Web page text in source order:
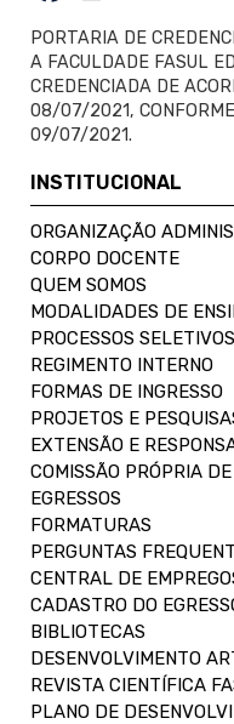
PORTARIA DE
A FACULDADE FASUL
CREDENCIADA DE
08/07/2021, CONFORME
09/07/2021.
INSTITUCIONAL
ORGANIZAÇÃO
CORPO DOCENTE
QUEM SOMOS
MODALIDADES DE
PROCESSOS SELETIVOS
REGIMENTO INTERNO
FORMAS DE INGRESSO
PROJETOS E
EXTENSÃO E
COMISSÃO PRÓPRIA
EGRESSOS
FORMATURAS
PERGUNTAS
CENTRAL DE
CADASTRO DO
BIBLIOTECAS
DESENVOLVIMENTO
REVISTA CIENTÍFICA
PLANO DE